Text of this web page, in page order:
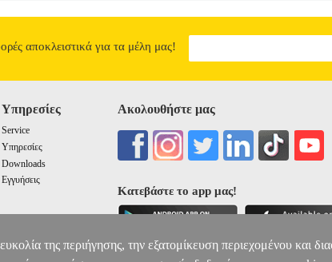
αποκλειστικά για τα μέλη μας!
Υπηρεσίες
Service
Υπηρεσίες
Downloads
Εγγυήσεις
Ακολουθήστε μας
Κατεβάστε το app μας!
της περιήγησης, την εξατομίκευση περιεχομένου και